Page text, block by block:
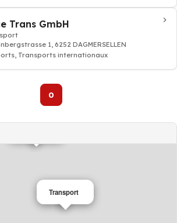
Trans GmbH
1, 6252 DAGMERSELLEN
Transports internationaux
0
Transport